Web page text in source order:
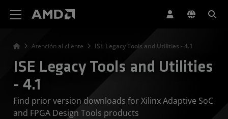
Atención al cliente ISE Legacy Tools and Utilities - 4.1
ISE Legacy Tools and Utilities
- 4.1
Find prior version downloads for Xilinx Adaptive SoC
and FPGA Design Tools products